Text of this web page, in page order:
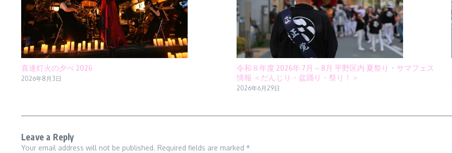
喜連灯火の夕べ 2026
2026年8月3日
令和８年度 2026年 7月～8月 平野区内 夏祭り・サマフェス
情報 ＜だんじり・盆踊り・祭り！＞
2026年6月29日
Leave a Reply
Your email address will not be published. Required fields are marked *